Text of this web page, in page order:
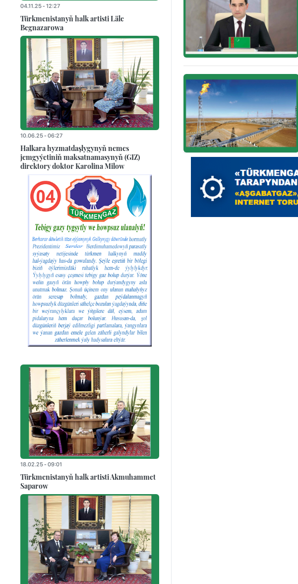
04.11.25 - 12:27
Türkmenistanyň halk artisti Läle
Begnazarowa
10.06.25 - 06:27
Halkara hyzmatdaşlygynyň nemes
jemgyýetiniň maksatnamasynyň (GIZ)
direktory doktor Karolina Milow
18.02.25 - 09:01
Türkmenistanyň halk artisti Akmuhammet
Saparow